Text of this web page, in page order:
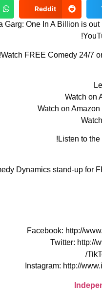
Reddit
Garg: One In A Billion is
Watch FREE Comedy 24/7
Watch on
Watch on
Listen to
Dynamics stand-up for
Facebook: http://
Twitter: http://
Instagram: http://